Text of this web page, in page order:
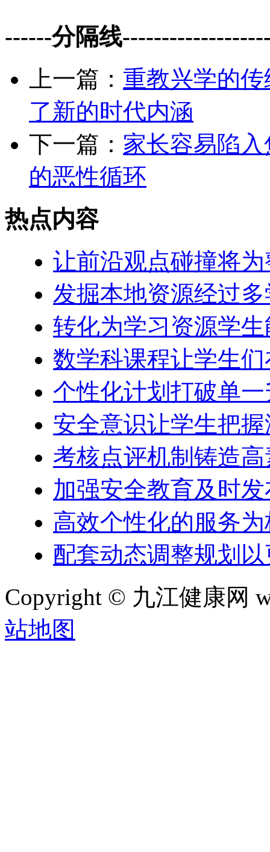
------分隔线
上一篇： 重教兴学的
了新的时代内涵
下一篇： 家长容易陷
的恶性循环
热点内容
让前沿观点碰撞将
发掘本地资源经过
转化为学习资源学
数学科课程让学生
个性化计划打破单
安全意识让学生把
考核点评机制铸造
加强安全教育及时
高效个性化的服务
配套动态调整规划
Copyright © 九江健康网
站地图